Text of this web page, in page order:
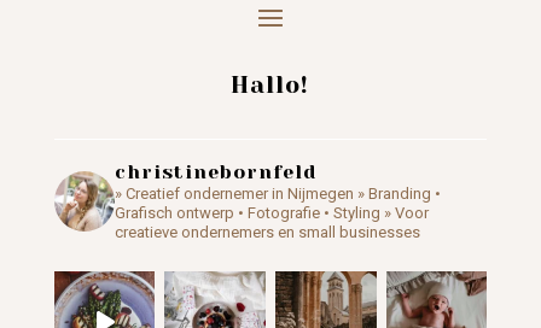
Hallo!
christinebornfeld
» Creatief ondernemer in Nijmegen » Branding •
Grafisch ontwerp • Fotografie • Styling » Voor
creatieve ondernemers en small businesses